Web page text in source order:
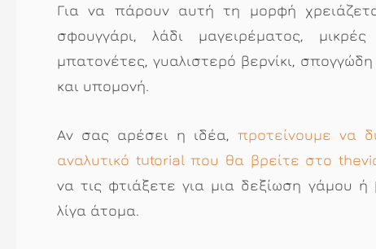
Για να πάρουν αυτή τη μορφή
σφουγγάρι, λάδι μαγειρέματος,
μπατονέτες, γυαλιστερό βερνίκι,
και υπομονή.
Αν σας αρέσει η ιδέα, προτείνουμε να
αναλυτικό tutorial που θα βρείτε στο
να τις φτιάξετε για μια δεξίωση γάμου ή
λίγα άτομα.